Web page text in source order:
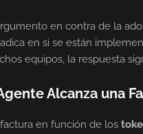
en contra de la
en si se están
equipos, la respuesta
Alcanza una
en función de los